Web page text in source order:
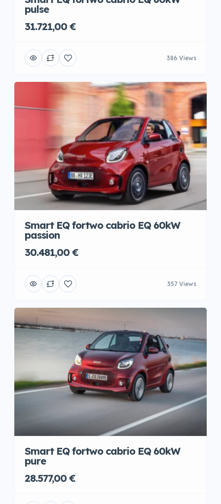
pulse
31.721,00 €
386 Views
Smart EQ fortwo cabrio EQ 60kW
passion
30.481,00 €
357 Views
Smart EQ fortwo cabrio EQ 60kW
pure
28.577,00 €